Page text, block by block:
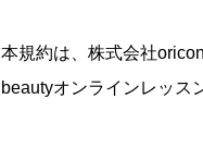
本規約は、株式会社
beautyオンラインレッス